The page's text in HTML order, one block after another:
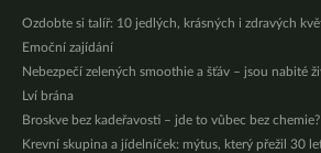
Ozdobte si talíř: 10 jedlých, krásných i zdravých
Emoční zajídání
Nebezpečí zelených smoothie a šťáv – jsou nabité
Lví brána
Broskve bez kadeřavosti – jde to vůbec bez chemie?
Krevní skupina a jídelníček: mýtus, který přežil 30